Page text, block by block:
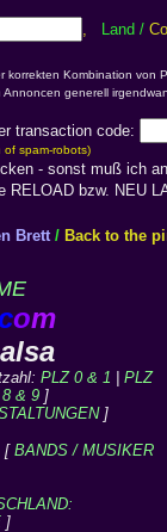
, Land /
korrekten Kombination von
generell
transaction code:
of spam-robots)
- sonst muß ich
bzw. NEU
Brett / Back to the
om
PLZ 0 & 1
PLZ
& 9]
]
BANDS / MUSIKER
]